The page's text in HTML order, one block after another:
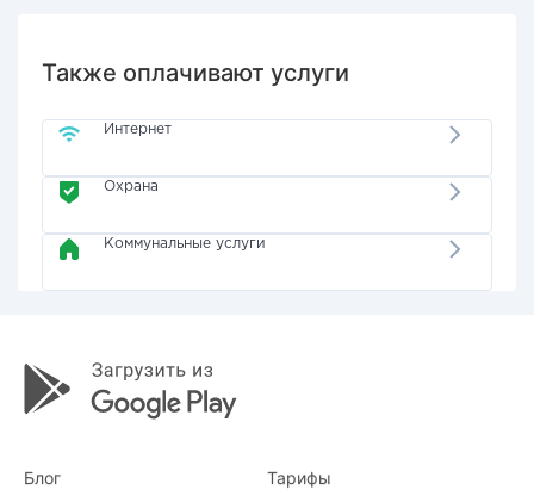
Также оплачивают услуги
Интернет
Охрана
Коммунальные услуги
Блог Тарифы